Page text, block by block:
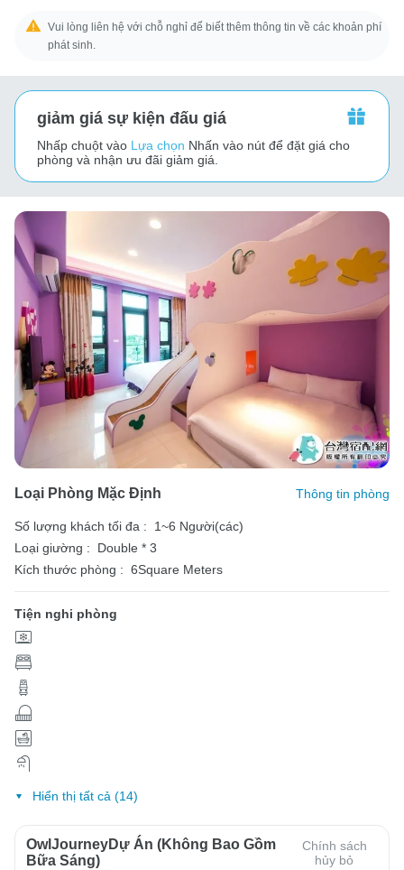
Vui lòng liên hệ với chỗ nghỉ để biết thêm thông tin về các khoản phí
phát sinh.
giảm giá sự kiện đấu giá
Nhấp chuột vào Lựa chọn Nhấn vào nút để đặt giá cho
phòng và nhận ưu đãi giảm giá.
Loại Phòng Mặc Định Thông tin phòng
Số lượng khách tối đa :
1~6 Người(các)
Loại giường :
Double * 3
Kích thước phòng : 6Square Meters
Tiện nghi phòng
Hiển thị tất cả (14)
OwlJourneyDự Án (Không Bao Gồm
Bữa Sáng)
Chính sách
hủy bỏ